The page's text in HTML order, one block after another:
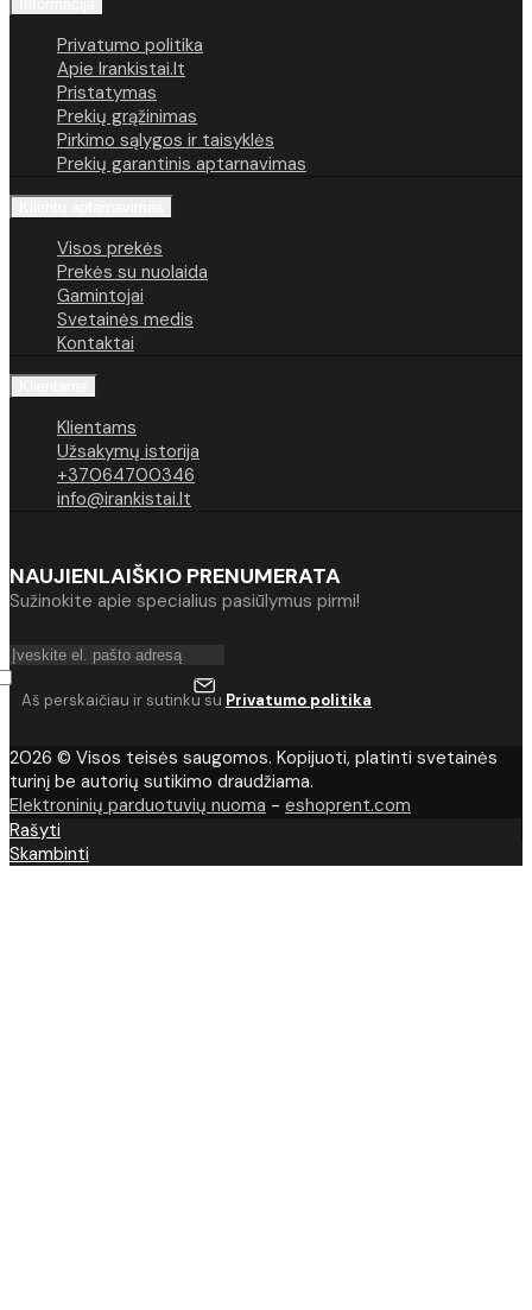
Privatumo politika
Apie Irankistai.lt
Pristatymas
Prekių grąžinimas
Pirkimo sąlygos ir taisyklės
Prekių garantinis aptarnavimas
Visos prekės
Prekės su nuolaida
Gamintojai
Svetainės medis
Kontaktai
Klientams
Užsakymų istorija
+37064700346
info@irankistai.lt
NAUJIENLAIŠKIO PRENUMERATA
Sužinokite apie specialius pasiūlymus pirmi!
Aš perskaičiau ir sutinku su Privatumo politika
2026 © Visos teisės saugomos. Kopijuoti, platinti svetainės
turinį be autorių sutikimo draudžiama.
Elektroninių parduotuvių nuoma - eshoprent.com
Rašyti
Skambinti